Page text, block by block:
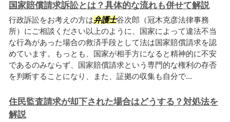
国家賠償請求訴訟とは？具体的な流れも併せて解説
行政訴訟をお考えの方は弁護士谷次郎（冠木克彦法律事務
所）にご相談ください以上のように、国家によって違法不当
な行為があった場合の救済手段として法は国家賠償請求を認
めています。もっとも、国家が相手方になると精神的に不安
であるのみならず、国家賠償請求という専門的な権利の存否
を判断することになり、また、証拠の収集も自分で...
住民監査請求が却下された場合はどうする？対処法を
解説